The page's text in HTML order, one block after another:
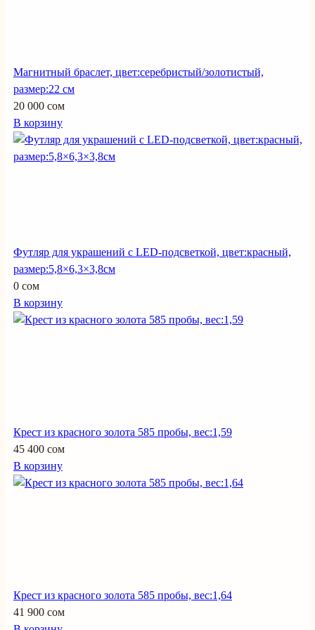
Магнитный браслет, цвет:серебристый/золотистый,
размер:22 см
20 000 сом
В корзину
Футляр для украшений с LED-подсветкой, цвет:красный,
размер:5,8×6,3×3,8см
0 сом
В корзину
Крест из красного золота 585 пробы, вес:1,59
45 400 сом
В корзину
Крест из красного золота 585 пробы, вес:1,64
41 900 сом